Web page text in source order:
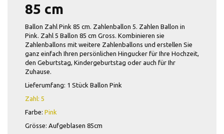
85 cm
Ballon Zahl Pink 85 cm. Zahlenballon 5. Zahlen Ballon in
Pink. Zahl 5 Ballon 85 cm Gross. Kombinieren sie
Zahlenballons mit weitere Zahlenballons und erstellen Sie
ganz einfach Ihren persönlichen Hingucker für Ihre Hochzeit,
den Geburtstag, Kindergeburtstag oder auch für Ihr
Zuhause.
Lieferumfang: 1 Stück Ballon Pink
Zahl: 5
Farbe: Pink
Grösse: Aufgeblasen 85cm